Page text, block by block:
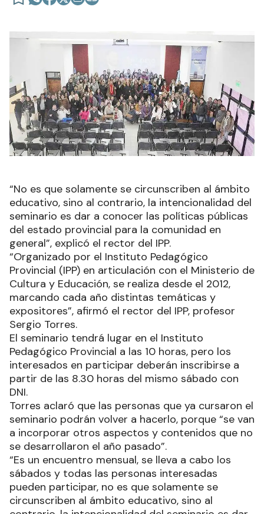
“No es que solamente se circunscriben al ámbito
educativo, sino al contrario, la intencionalidad del
seminario es dar a conocer las políticas públicas
del estado provincial para la comunidad en
general”, explicó el rector del IPP.
“Organizado por el Instituto Pedagógico
Provincial (IPP) en articulación con el Ministerio de
Cultura y Educación, se realiza desde el 2012,
marcando cada año distintas temáticas y
expositores”, afirmó el rector del IPP, profesor
Sergio Torres.
El seminario tendrá lugar en el Instituto
Pedagógico Provincial a las 10 horas, pero los
interesados en participar deberán inscribirse a
partir de las 8.30 horas del mismo sábado con
DNI.
Torres aclaró que las personas que ya cursaron el
seminario podrán volver a hacerlo, porque “se van
a incorporar otros aspectos y contenidos que no
se desarrollaron el año pasado”.
“Es un encuentro mensual, se lleva a cabo los
sábados y todas las personas interesadas
pueden participar, no es que solamente se
circunscriben al ámbito educativo, sino al